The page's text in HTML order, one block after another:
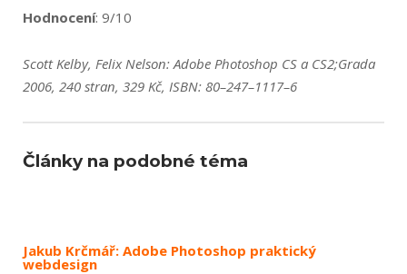
Hodnocení: 9/10
Scott Kelby, Felix Nelson: Adobe Photoshop CS a CS2;Grada
2006, 240 stran, 329 Kč, ISBN: 80–247–1117–6
Články na podobné téma
Jakub Krčmář: Adobe Photoshop praktický
webdesign